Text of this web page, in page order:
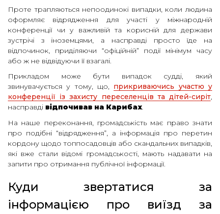
Проте трапляються непоодинокі випадки, коли людина
оформляє відрядження для участі у міжнародній
конференції чи у важливій та корисній для держави
зустрічі з іноземцями, а насправді просто їде на
відпочинок, приділяючи “офіційній” події мінімум часу
або ж не відвідуючи її взагалі.
Прикладом може бути випадок судді, який
звинувачується у тому, що, прикриваючись участю у
конференції із захисту переселенців та дітей-сиріт,
насправді відпочивав на Карибах.
На наше переконання, громадськість має право знати
про подібні “відрядження”, а інформація про перетин
кордону щодо топпосадовців або скандальних випадків,
які вже стали відомі громадськості, мають надавати на
запити про отримання публічної інформації.
Куди звертатися за
інформацією про виїзд за